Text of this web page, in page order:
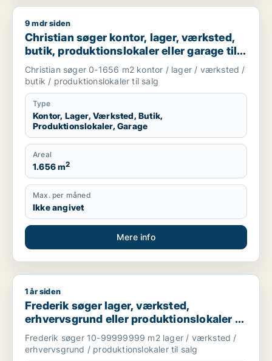
Christian søger kontor, lager, værksted, butik,
9 mdr siden
Christian søger kontor, lager, værksted,
butik, produktionslokaler eller garage til
salg i Karup J, Skive eller Højslev m.fl.
Christian søger 0-1656 m2 kontor / lager / værksted /
butik / produktionslokaler til salg
Type
Kontor, Lager, Værksted, Butik,
Produktionslokaler, Garage
Areal
1.656 m2
Max. per måned
Ikke angivet
Mere info
Frederik søger lager, værksted, erhvervsgrund eller
1 år siden
Frederik søger lager, værksted,
erhvervsgrund eller produktionslokaler til
salg i Holstebro, Thisted eller Skive m.fl.
Frederik søger 10-99999999 m2 lager / værksted /
erhvervsgrund / produktionslokaler til salg